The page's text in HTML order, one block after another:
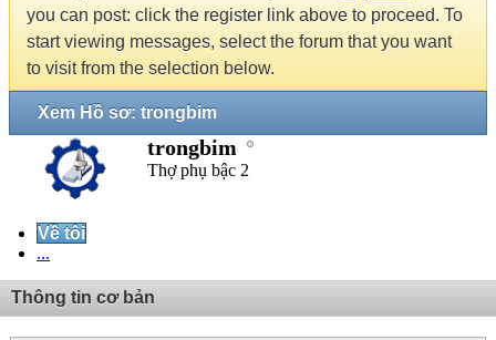
you can post: click the register link above to proceed. To
start viewing messages, select the forum that you want
to visit from the selection below.
Xem Hồ sơ: trongbim
trongbim
Thợ phụ bậc 2
Về tôi
...
Thông tin cơ bản